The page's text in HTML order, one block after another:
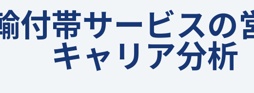
付帯サービスの
キャリア分析